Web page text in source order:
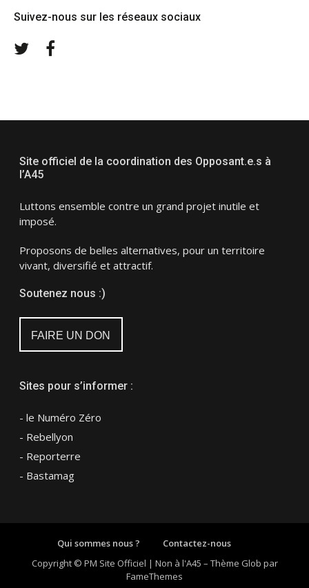
Suivez-nous sur les réseaux sociaux
Twitter
Site officiel de la coordination des Opposant.e.s à
l’A45
Luttons ensemble contre un grand projet inutile et
imposé.
Proposons de belles alternatives, pour un territoire
vivant, diversifié et attractif.
Soutenez nous :)
FAIRE UN DON
Sites pour s’informer :
- le Numéro Zéro
- Rebellyon
- Reporterre
- Bastamag
Qui sommes nous ?
Contactez-nous
Copyright © PM Site Officiel | Non à l'A45 – Thème Glob par
FameThemes